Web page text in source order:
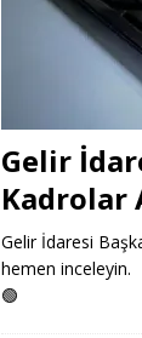
Gelir
Kadrolar
Gelir İdaresi
hemen inceleyin.
🟢